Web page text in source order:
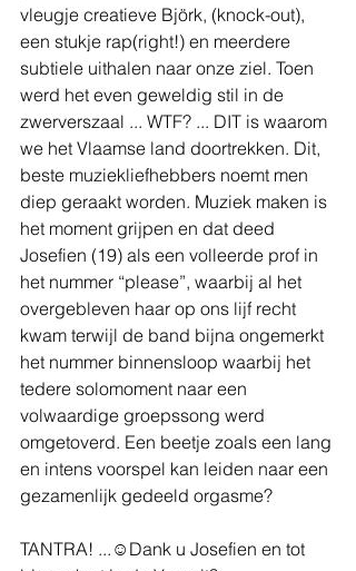
vleugje creatieve Björk, (knock-out),
een stukje rap(right!) en meerdere
subtiele uithalen naar onze ziel. Toen
werd het even geweldig stil in de
zwerverszaal ... WTF? ... DIT is waarom
we het Vlaamse land doortrekken. Dit,
beste muziekliefhebbers noemt men
diep geraakt worden. Muziek maken is
het moment grijpen en dat deed
Josefien (19) als een volleerde prof in
het nummer “please”, waarbij al het
overgebleven haar op ons lijf recht
kwam terwijl de band bijna ongemerkt
het nummer binnensloop waarbij het
tedere solomoment naar een
volwaardige groepssong werd
omgetoverd. Een beetje zoals een lang
en intens voorspel kan leiden naar een
gezamenlijk gedeeld orgasme?
TANTRA! ...☺️Dank u Josefien en tot